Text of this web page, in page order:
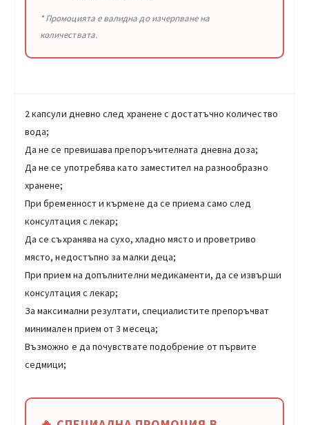
* Промоцията е валидна до изчерпване на
количествата.
2 капсули дневно след хранене с достатъчно количество
вода;
Да не се превишава препоръчителната дневна доза;
Да не се употребява като заместител на разнообразно
хранене;
При бременност и кърмене да се приема само след
консултация с лекар;
Да се съхранява на сухо, хладно място и проветриво
място, недостъпно за малки деца;
При прием на допълнителни медикаменти, да се извърши
консултация с лекар;
За максимални резултати, специалистите препоръчват
минимален прием от 3 месеца;
Възможно е да почувствате подобрение от първите
седмици;